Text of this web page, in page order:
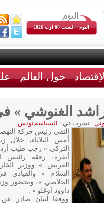
اليوم : السبت 08 اوت 2026
حول العالم
الغنوشي »
| نشرت في : السياسة,تونس
التقى رئيس حركة
أمس الثلاثاء، خلال
التركي « رجب طيب
أنقرة، رفقة
العريض » ووزير
السلام » والقيادي
الجلاصي »، وبحضور
داوود أوغلو » .
ووفقا لبيان صادر